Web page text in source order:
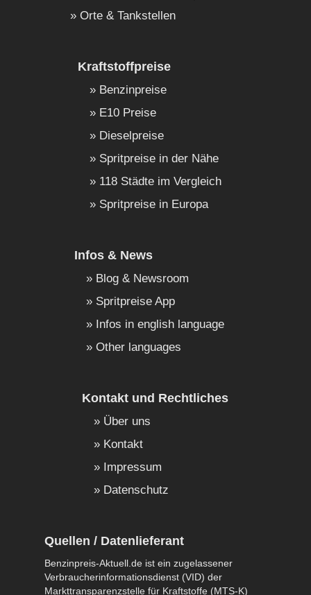
Orte & Tankstellen
Kraftstoffpreise
Benzinpreise
E10 Preise
Dieselpreise
Spritpreise in der Nähe
118 Städte im Vergleich
Spritpreise in Europa
Infos & News
Blog & Newsroom
Spritpreise App
Infos in english language
Other languages
Kontakt und Rechtliches
Über uns
Kontakt
Impressum
Datenschutz
Quellen / Datenlieferant
Benzinpreis-Aktuell.de ist ein zugelassener
Verbraucherinformationsdienst (VID) der
Markttransparenzstelle für Kraftstoffe (MTS-K)